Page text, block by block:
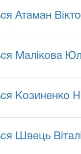
Атаман
Малікова
Козиненко
Швець